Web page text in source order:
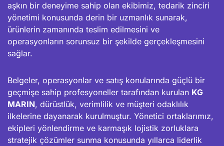
aşkın bir deneyime sahip olan ekibimiz, tedarik zinciri
yönetimi konusunda derin bir uzmanlık sunarak,
ürünlerin zamanında teslim edilmesini ve
operasyonların sorunsuz bir şekilde gerçekleşmesini
sağlar.
Belgeler, operasyonlar ve satış konularında güçlü bir
geçmişe sahip profesyoneller tarafından kurulan KG
MARIN, dürüstlük, verimlilik ve müşteri odaklılık
ilkelerine dayanarak kurulmuştur. Yönetici ortaklarımız,
ekipleri yönlendirme ve karmaşık lojistik zorluklara
stratejik çözümler sunma konusunda yıllarca liderlik